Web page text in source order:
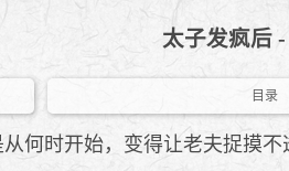
太子发疯后
目录
从何时开始，变得让老夫捉摸不